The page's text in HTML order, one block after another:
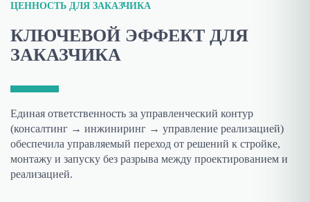
ЦЕННОСТЬ ДЛЯ ЗАКАЗЧИКА
КЛЮЧЕВОЙ ЭФФЕКТ ДЛЯ
ЗАКАЗЧИКА
Единая ответственность за управленческий контур
(консалтинг → инжиниринг → управление реализацией)
обеспечила управляемый переход от решений к стройке,
монтажу и запуску без разрыва между проектированием и
реализацией.